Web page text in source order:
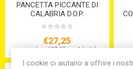
PANCETTA PICCANTE DI
CALABRIA D.O.P.
€27,25
equivale a €27,25 per 1 kg(s)
I cookie ci aiutano a offrire i